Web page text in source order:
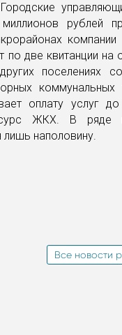
рублей
две квитанции на
поселениях
коммунальных
оплату услуг до
ЖКХ. В ряде
лишь наполовину.
Все новости